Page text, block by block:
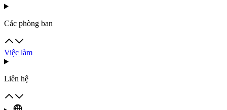
Các phòng ban
Việc làm
Liên hệ